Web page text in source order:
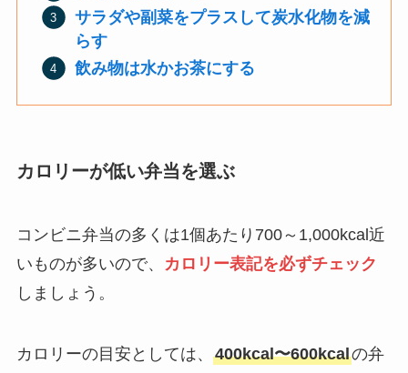
サラダや副菜をプラスして炭水化物を減
らす
飲み物は水かお茶にする
カロリーが低い弁当を選ぶ
コンビニ弁当の多くは1個あたり700～1,000kcal近
いものが多いので、
カロリー表記を必ずチェック
しましょう。
カロリーの目安としては、 400kcal〜600kcalの弁